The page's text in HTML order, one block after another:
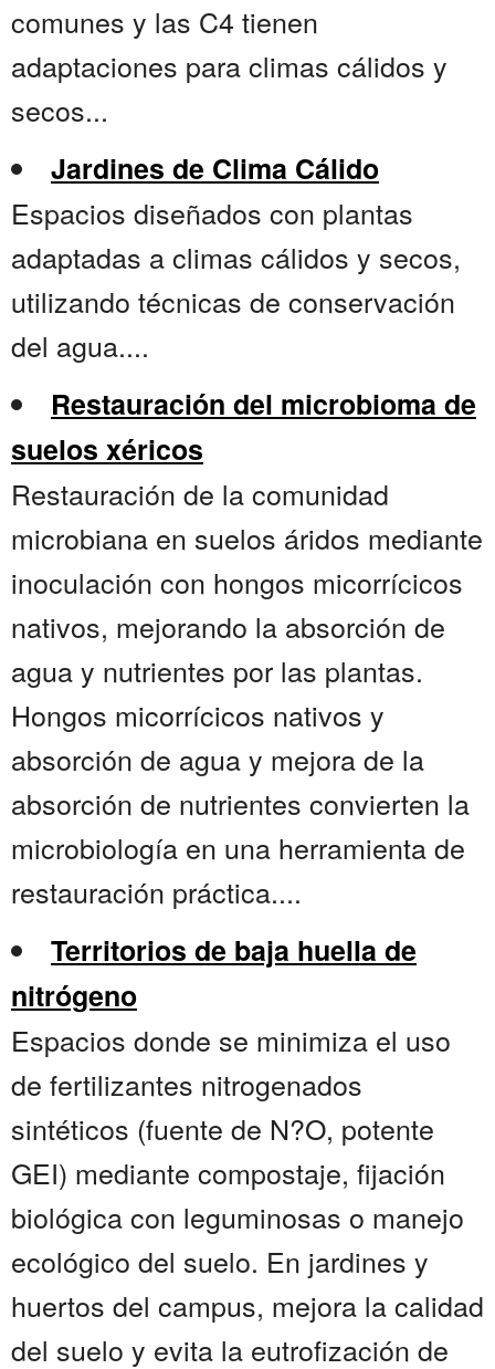
comunes y las C4 tienen
adaptaciones para climas cálidos y
secos...
Jardines de Clima Cálido
Espacios diseñados con plantas
adaptadas a climas cálidos y secos,
utilizando técnicas de conservación
del agua....
Restauración del microbioma de
suelos xéricos
Restauración de la comunidad
microbiana en suelos áridos mediante
inoculación con hongos micorrícicos
nativos, mejorando la absorción de
agua y nutrientes por las plantas.
Hongos micorrícicos nativos y
absorción de agua y mejora de la
absorción de nutrientes convierten la
microbiología en una herramienta de
restauración práctica....
Territorios de baja huella de
nitrógeno
Espacios donde se minimiza el uso
de fertilizantes nitrogenados
sintéticos (fuente de N?O, potente
GEI) mediante compostaje, fijación
biológica con leguminosas o manejo
ecológico del suelo. En jardines y
huertos del campus, mejora la calidad
del suelo y evita la eutrofización de